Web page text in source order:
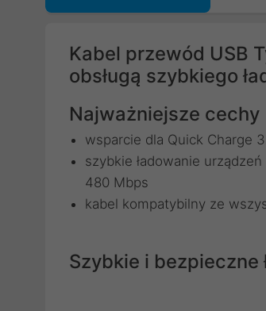
Kabel przewód USB
obsługą szybkiego
Najważniejsze cechy
wsparcie dla Quick Charge
szybkie ładowanie
480 Mbps
kabel kompatybilny ze
Szybkie i bezpieczne